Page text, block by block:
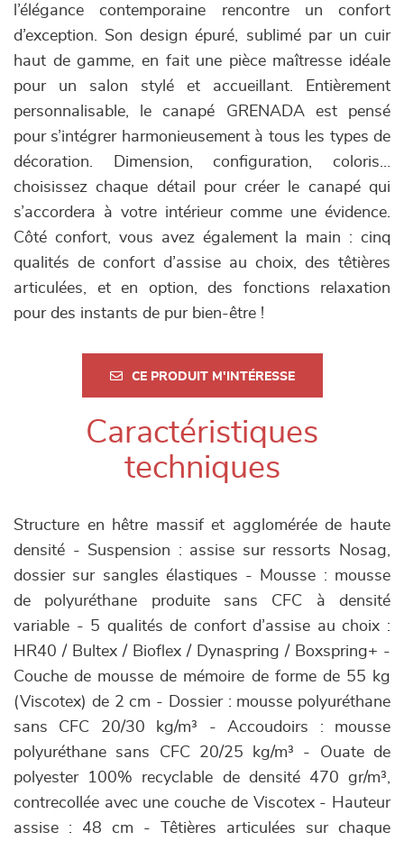
l’élégance contemporaine rencontre un confort
d’exception. Son design épuré, sublimé par un cuir
haut de gamme, en fait une pièce maîtresse idéale
pour un salon stylé et accueillant. Entièrement
personnalisable, le canapé GRENADA est pensé
pour s’intégrer harmonieusement à tous les types de
décoration. Dimension, configuration, coloris…
choisissez chaque détail pour créer le canapé qui
s’accordera à votre intérieur comme une évidence.
Côté confort, vous avez également la main : cinq
qualités de confort d’assise au choix, des têtières
articulées, et en option, des fonctions relaxation
pour des instants de pur bien-être !
CE PRODUIT M'INTÉRESSE
Caractéristiques
techniques
Structure en hêtre massif et agglomérée de haute
densité - Suspension : assise sur ressorts Nosag,
dossier sur sangles élastiques - Mousse : mousse
de polyuréthane produite sans CFC à densité
variable - 5 qualités de confort d’assise au choix :
HR40 / Bultex / Bioflex / Dynaspring / Boxspring+ -
Couche de mousse de mémoire de forme de 55 kg
(Viscotex) de 2 cm - Dossier : mousse polyuréthane
sans CFC 20/30 kg/m³ - Accoudoirs : mousse
polyuréthane sans CFC 20/25 kg/m³ - Ouate de
polyester 100% recyclable de densité 470 gr/m³,
contrecollée avec une couche de Viscotex - Hauteur
assise : 48 cm - Têtières articulées sur chaque